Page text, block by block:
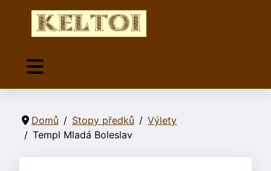
Domů Stopy předků
Výlety
Templ Mladá Boleslav